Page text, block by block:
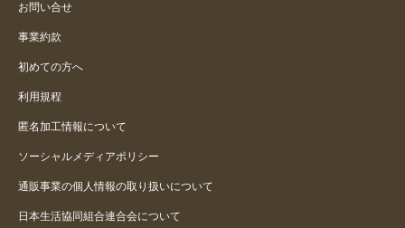
お問い合せ
事業約款
初めての方へ
利用規程
匿名加工情報について
ソーシャルメディアポリシー
通販事業の個人情報の取り扱いについて
日本生活協同組合連合会について